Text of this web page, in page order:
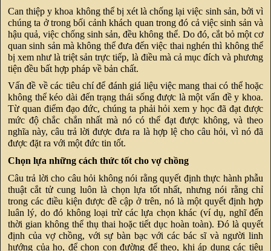
Can thiệp y khoa không thể bị xét là chống lại việc sinh sản, bởi vì
chúng ta ở trong bối cảnh khách quan trong đó cả việc sinh sản và
hậu quả, việc chống sinh sản, đều không thể. Do đó, cắt bỏ một cơ
quan sinh sản mà không thể đưa đến việc thai nghén thì không thể
bị xem như là triệt sản trực tiếp, là điều mà cả mục đích và phương
tiện đều bất hợp pháp về bản chất.
Vấn đề về các tiêu chí để đánh giá liệu việc mang thai có thể hoặc
không thể kéo dài đến trạng thái sống được là một vấn đề y khoa.
Từ quan điểm đạo đức, chúng ta phải hỏi xem y học đã đạt được
mức độ chắc chắn nhất mà nó có thể đạt được không, và theo
nghĩa này, câu trả lời được đưa ra là hợp lệ cho câu hỏi, vì nó đã
được đặt ra với một đức tin tốt.
Chọn lựa những cách thức tốt cho vợ chồng
Câu trả lời cho câu hỏi không nói rằng quyết định thực hành phẫu
thuật cắt tử cung luôn là chọn lựa tốt nhất, nhưng nói rằng chỉ
trong các điều kiện được đề cập ở trên, nó là một quyết định hợp
luân lý, do đó không loại trừ các lựa chọn khác (ví dụ, nghĩ đến
thời gian không thể thụ thai hoặc tiết dục hoàn toàn). Đó là quyết
định của vợ chồng, với sự bàn bạc với các bác sĩ và người linh
hướng của họ, để chọn con đường để theo, khi áp dụng các tiêu